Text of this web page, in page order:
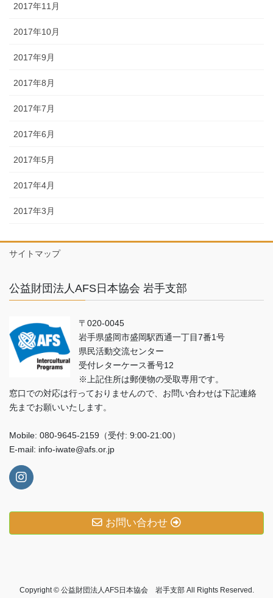
2017年11月
2017年10月
2017年9月
2017年8月
2017年7月
2017年6月
2017年5月
2017年4月
2017年3月
サイトマップ
公益財団法人AFS日本協会 岩手支部
〒020-0045
岩手県盛岡市盛岡駅西通一丁目7番1号
県民活動交流センター
受付レターケース番号12
※上記住所は郵便物の受取専用です。
窓口での対応は行っておりませんので、お問い合わせは下記連絡
先までお願いいたします。
Mobile: 080-9645-2159（受付: 9:00-21:00）
E-mail: info-iwate@afs.or.jp
お問い合わせ
Copyright © 公益財団法人AFS日本協会 岩手支部 All Rights Reserved.